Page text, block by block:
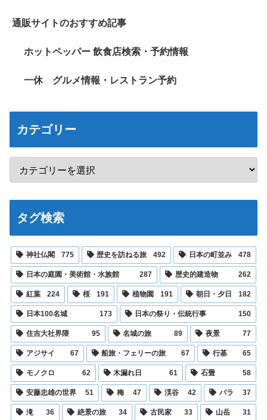
通販サイトのおすすめ記事
ホットペッパー 飲食店検索・予約情報
一休 グルメ情報・レストラン予約
カテゴリー
タグ検索
神社仏閣 775 歴史を訪ねる旅 492 日本の町並み 478
日本の庭園・美術館・水族館 287 歴史的建造物 262
紅葉 224 桜 191 植物園 191 朝日・夕日 182
日本100名城 173 日本の祭り・伝統行事 150
住吉大社界隈 95 名城の旅 89 夜景 77
アジサイ 67 船旅・フェリーの旅 67 行基 65
モノクロ 62 木漏れ日 61 石畳 58
安藤忠雄の世界 51 梅 47 渓谷 42 バラ 37
滝 36 絶景の旅 34 古民家 33 山岳 31